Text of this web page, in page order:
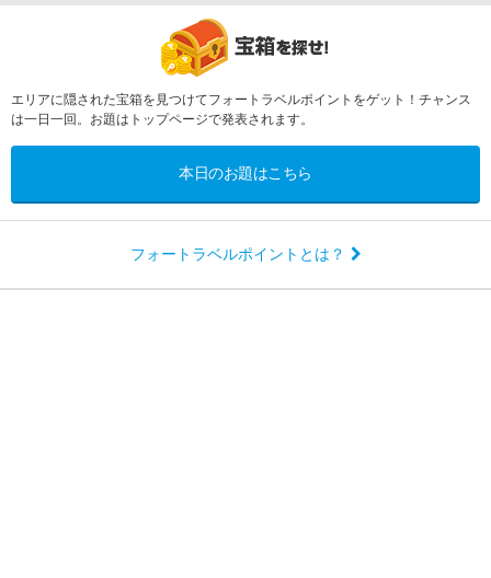
エリアに隠された宝箱を見つけてフォートラベルポイントをゲット！チャンス
は一日一回。お題はトップページで発表されます。
本日のお題はこちら
フォートラベルポイントとは？